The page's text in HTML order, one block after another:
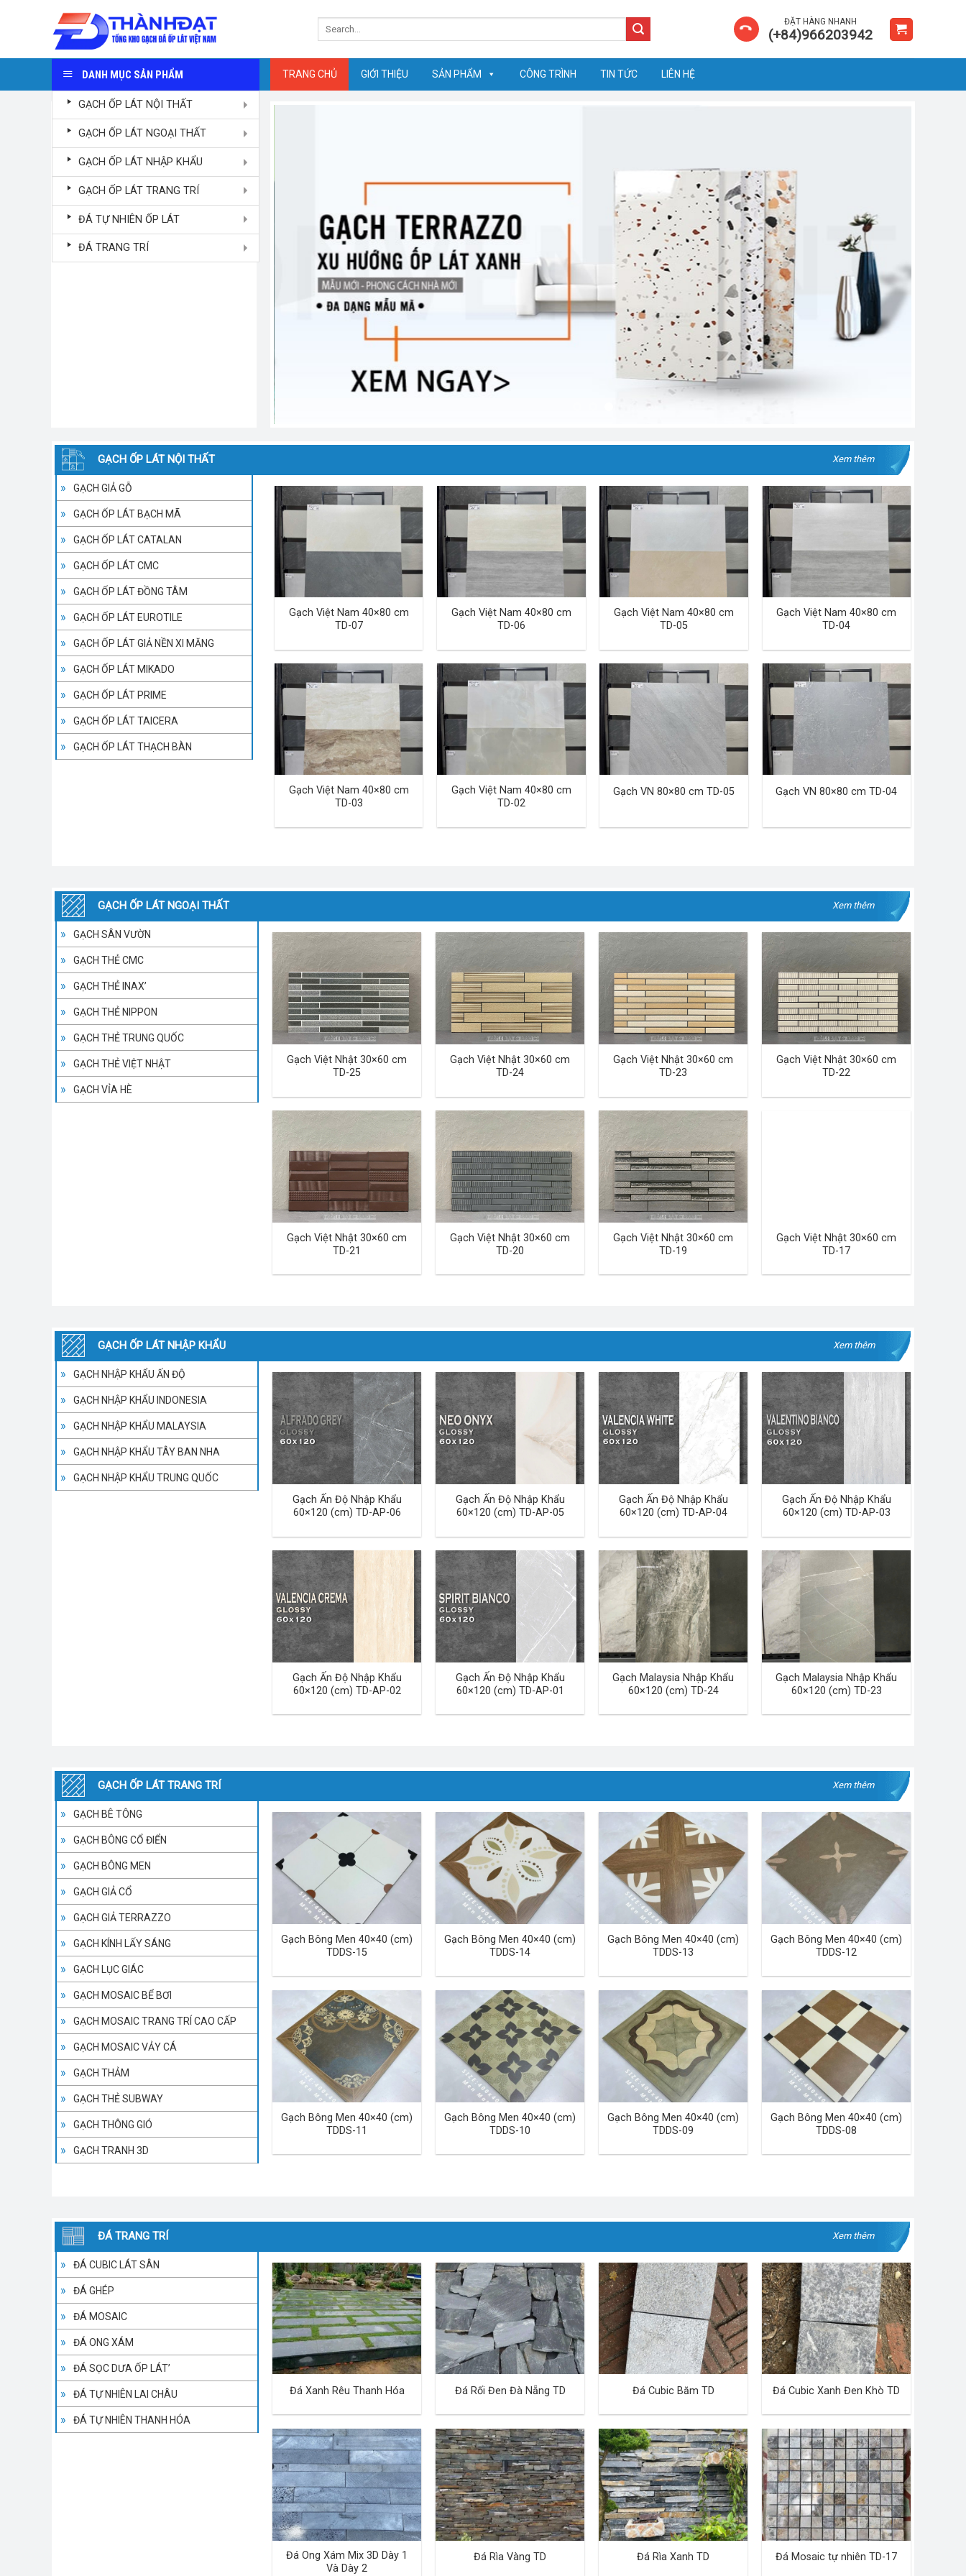
ĐẶT HÀNG NHANH
(+84)966203942
DANH MỤC SẢN PHẨM
GẠCH ỐP LÁT NỘI THẤT
GẠCH ỐP LÁT NGOẠI THẤT
GẠCH ỐP LÁT NHẬP KHẨU
GẠCH ỐP LÁT TRANG TRÍ
ĐÁ TỰ NHIÊN ỐP LÁT
ĐÁ TRANG TRÍ
TRANG CHỦ GIỚI THIỆU SẢN PHẨM CÔNG TRÌNH TIN TỨC LIÊN HỆ
GẠCH ỐP LÁT NỘI THẤT Xem thêm
GẠCH GIẢ GỖ
GẠCH ỐP LÁT BẠCH MÃ
GẠCH ỐP LÁT CATALAN
GẠCH ỐP LÁT CMC
GẠCH ỐP LÁT ĐỒNG TÂM
GẠCH ỐP LÁT EUROTILE
GẠCH ỐP LÁT GIẢ NỀN XI MĂNG
GẠCH ỐP LÁT MIKADO
GẠCH ỐP LÁT PRIME
GẠCH ỐP LÁT TAICERA
GẠCH ỐP LÁT THẠCH BÀN
Gạch Việt Nam 40×80 cm
TD-07
Gạch Việt Nam 40×80 cm
TD-06
Gạch Việt Nam 40×80 cm
TD-05
Gạch Việt Nam 40×80 cm
TD-04
Gạch Việt Nam 40×80 cm
TD-03
Gạch Việt Nam 40×80 cm
TD-02
Gạch VN 80×80 cm TD-05 Gạch VN 80×80 cm TD-04
GẠCH ỐP LÁT NGOẠI THẤT Xem thêm
GẠCH SÂN VƯỜN
GẠCH THẺ CMC
GẠCH THẺ INAX’
GẠCH THẺ NIPPON
GẠCH THẺ TRUNG QUỐC
GẠCH THẺ VIỆT NHẬT
GẠCH VỈA HÈ
Gạch Việt Nhật 30×60 cm
TD-25
Gạch Việt Nhật 30×60 cm
TD-24
Gạch Việt Nhật 30×60 cm
TD-23
Gạch Việt Nhật 30×60 cm
TD-22
Gạch Việt Nhật 30×60 cm
TD-21
Gạch Việt Nhật 30×60 cm
TD-20
Gạch Việt Nhật 30×60 cm
TD-19
Gạch Việt Nhật 30×60 cm
TD-17
GẠCH ỐP LÁT NHẬP KHẨU Xem thêm
GẠCH NHẬP KHẨU ẤN ĐỘ
GẠCH NHẬP KHẨU INDONESIA
GẠCH NHẬP KHẨU MALAYSIA
GẠCH NHẬP KHẨU TÂY BAN NHA
GẠCH NHẬP KHẨU TRUNG QUỐC
Gạch Ấn Độ Nhập Khẩu
60×120 (cm) TD-AP-06
Gạch Ấn Độ Nhập Khẩu
60×120 (cm) TD-AP-05
Gạch Ấn Độ Nhập Khẩu
60×120 (cm) TD-AP-04
Gạch Ấn Độ Nhập Khẩu
60×120 (cm) TD-AP-03
Gạch Ấn Độ Nhập Khẩu
60×120 (cm) TD-AP-02
Gạch Ấn Độ Nhập Khẩu
60×120 (cm) TD-AP-01
Gạch Malaysia Nhập Khẩu
60×120 (cm) TD-24
Gạch Malaysia Nhập Khẩu
60×120 (cm) TD-23
GẠCH ỐP LÁT TRANG TRÍ Xem thêm
GẠCH BÊ TÔNG
GẠCH BÔNG CỔ ĐIỂN
GẠCH BÔNG MEN
GẠCH GIẢ CỔ
GẠCH GIẢ TERRAZZO
GẠCH KÍNH LẤY SÁNG
GẠCH LỤC GIÁC
GẠCH MOSAIC BỂ BƠI
GẠCH MOSAIC TRANG TRÍ CAO CẤP
GẠCH MOSAIC VẢY CÁ
GẠCH THẢM
GẠCH THẺ SUBWAY
GẠCH THÔNG GIÓ
GẠCH TRANH 3D
Gạch Bông Men 40×40 (cm)
TDDS-15
Gạch Bông Men 40×40 (cm)
TDDS-14
Gạch Bông Men 40×40 (cm)
TDDS-13
Gạch Bông Men 40×40 (cm)
TDDS-12
Gạch Bông Men 40×40 (cm)
TDDS-11
Gạch Bông Men 40×40 (cm)
TDDS-10
Gạch Bông Men 40×40 (cm)
TDDS-09
Gạch Bông Men 40×40 (cm)
TDDS-08
ĐÁ TRANG TRÍ Xem thêm
ĐÁ CUBIC LÁT SÂN
ĐÁ GHÉP
ĐÁ MOSAIC
ĐÁ ONG XÁM
ĐÁ SỌC DƯA ỐP LÁT’
ĐÁ TỰ NHIÊN LAI CHÂU
ĐÁ TỰ NHIÊN THANH HÓA
Đá Xanh Rêu Thanh Hóa Đá Rối Đen Đà Nẵng TD Đá Cubic Băm TD Đá Cubic Xanh Đen Khò TD
Đá Ong Xám Mix 3D Dày 1
Và Dày 2
Đá Rìa Vàng TD Đá Rìa Xanh TD Đá Mosaic tự nhiên TD-17